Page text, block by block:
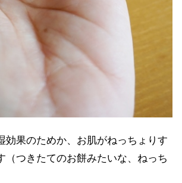
効果のためか、お肌がねっちょりす
（つきたてのお餅みたいな、ねっち